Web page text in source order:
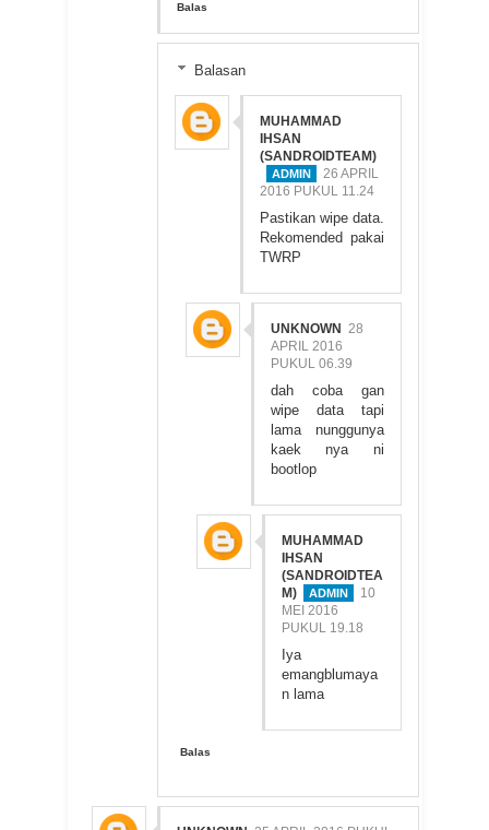
Balas
Balasan
MUHAMMAD
IHSAN
(SANDROIDTEAM)
26 APRIL
2016 PUKUL 11.24
Pastikan wipe data.
Rekomended pakai
TWRP
UNKNOWN 28
APRIL 2016
PUKUL 06.39
dah coba gan
wipe data tapi
lama nunggunya
kaek nya ni
bootlop
MUHAMMAD
IHSAN
(SANDROIDTEA
M)
10
MEI 2016
PUKUL 19.18
Iya
emangblumaya
n lama
Balas